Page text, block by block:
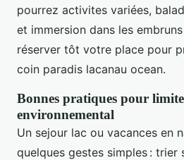
pourrez activites variées,
et immersion dans les
réserver tôt votre place pour
coin paradis lacanau ocean.
Bonnes pratiques pour
environnemental
Un sejour lac ou vacances en
quelques gestes simples : trier